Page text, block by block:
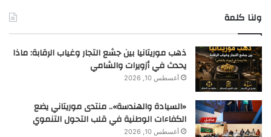
ولنا كلمة
ذهب موريتانيا بين جشع التجار وغياب الرقابة: ماذا
يحدث في أزويرات والشامي
أغسطس 10, 2026
«السيادة والهندسة».. منتدى موريتاني يضع
الكفاءات الوطنية في قلب التحول التنموي
أغسطس 10, 2026